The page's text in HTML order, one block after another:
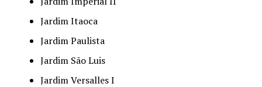
Jardim Itaoca
Jardim Paulista
Jardim São Luis
Jardim Versalles I